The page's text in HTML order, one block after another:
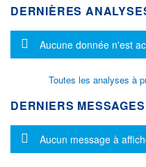
DERNIÈRES
Message
Aucune donnée n'est
Toutes les analyses à
DERNIERS
Message
Aucun message à